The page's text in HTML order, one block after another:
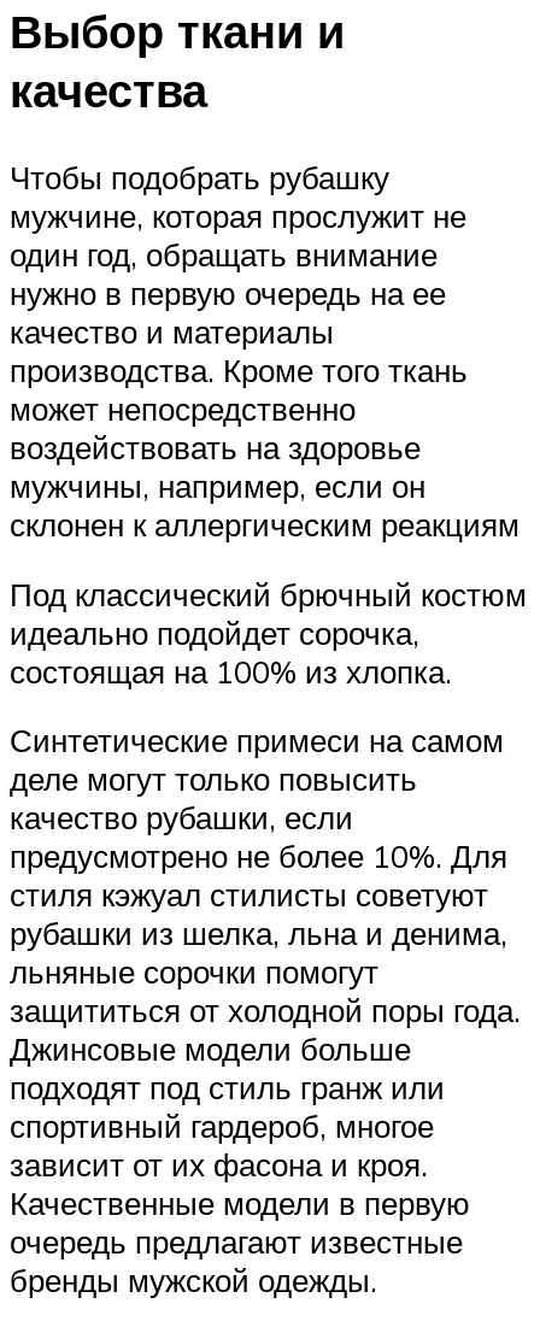
Выбор ткани и
качества
Чтобы подобрать рубашку
мужчине, которая прослужит не
один год, обращать внимание
нужно в первую очередь на ее
качество и материалы
производства. Кроме того ткань
может непосредственно
воздействовать на здоровье
мужчины, например, если он
склонен к аллергическим реакциям
Под классический брючный костюм
идеально подойдет сорочка,
состоящая на 100% из хлопка.
Синтетические примеси на самом
деле могут только повысить
качество рубашки, если
предусмотрено не более 10%. Для
стиля кэжуал стилисты советуют
рубашки из шелка, льна и денима,
льняные сорочки помогут
защититься от холодной поры года.
Джинсовые модели больше
подходят под стиль гранж или
спортивный гардероб, многое
зависит от их фасона и кроя.
Качественные модели в первую
очередь предлагают известные
бренды мужской одежды.